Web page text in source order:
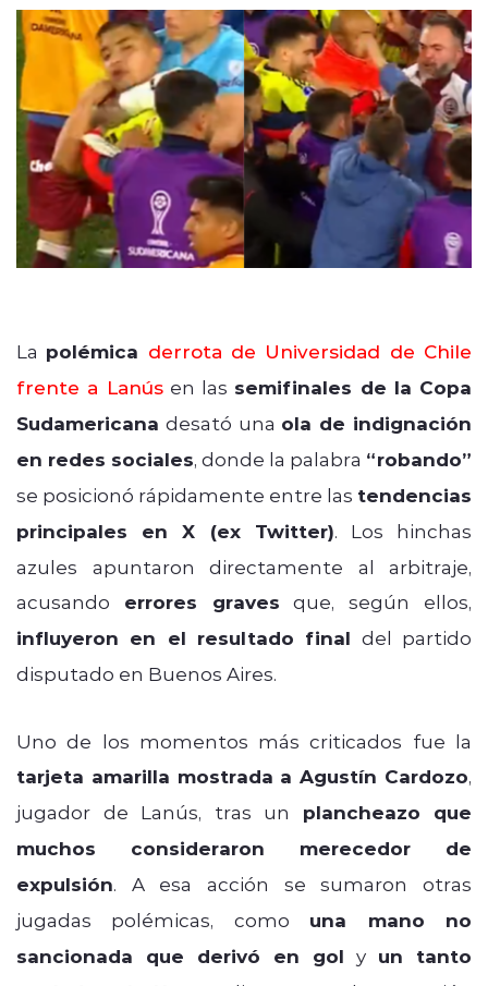
La polémica derrota de Universidad de Chile
frente a Lanúsen las semifinales de la Copa
Sudamericana desató una ola de indignación
en redes sociales, donde la palabra “robando”
se posicionó rápidamente entre las tendencias
principales en X (ex Twitter). Los hinchas
azules apuntaron directamente al arbitraje,
acusando errores graves que, según ellos,
influyeron en el resultado final del partido
disputado en Buenos Aires.
Uno de los momentos más criticados fue la
tarjeta amarilla mostrada a Agustín Cardozo,
jugador de Lanús, tras un plancheazo que
muchos consideraron merecedor de
expulsión. A esa acción se sumaron otras
jugadas polémicas, como una mano no
sancionada que derivó en gol y un tanto